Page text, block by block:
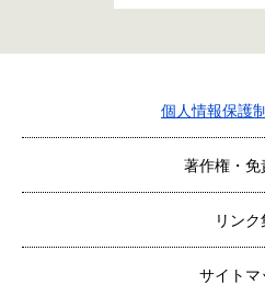
個人情報保護
著作権・免
リンク
サイトマ